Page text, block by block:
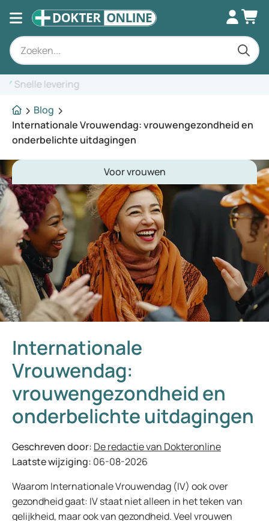
Blog
Internationale Vrouwendag: vrouwengezondheid en
onderbelichte uitdagingen
Voor vrouwen
Internationale
Vrouwendag:
vrouwengezondheid en
onderbelichte uitdagingen
Geschreven door: De redactie van Dokteronline
Laatste wijziging: 06-08-2026
Waarom Internationale Vrouwendag (IV) ook over
gezondheid gaat: IV staat niet alleen in het teken van
gelijkheid, maar ook van gezondheid. Veel vrouwen